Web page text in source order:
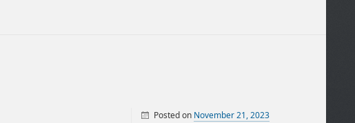
Posted on November 21, 2023